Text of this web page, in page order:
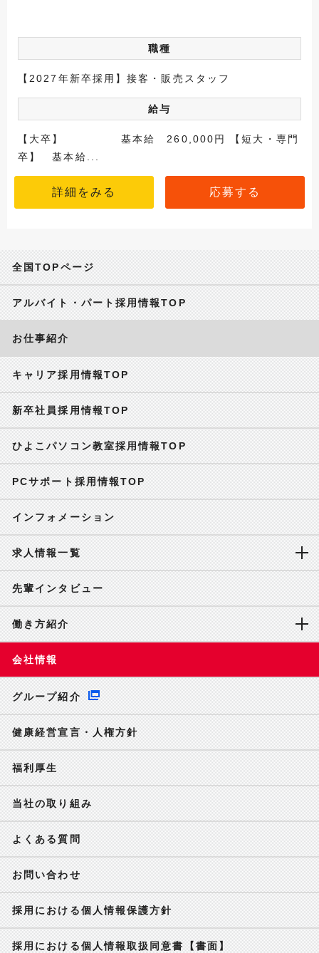
職種
【2027年新卒採用】接客・販売スタッフ
給与
【大卒】 基本給 260,000円 【短大・専門
卒】 基本給...
詳細をみる 応募する
全国TOPページ
アルバイト・パート採用情報TOP
お仕事紹介
キャリア採用情報TOP
新卒社員採用情報TOP
ひよこパソコン教室採用情報TOP
PCサポート採用情報TOP
インフォメーション
求人情報一覧
先輩インタビュー
働き方紹介
会社情報
グループ紹介
健康経営宣言・人権方針
福利厚生
当社の取り組み
よくある質問
お問い合わせ
採用における個人情報保護方針
採用における個人情報取扱同意書【書面】